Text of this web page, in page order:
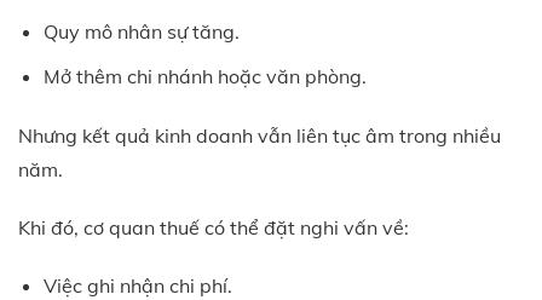
Quy mô nhân sự tăng.
Mở thêm chi nhánh hoặc văn phòng.
Nhưng kết quả kinh doanh vẫn liên tục âm trong nhiều
năm.
Khi đó, cơ quan thuế có thể đặt nghi vấn về:
Việc ghi nhận chi phí.